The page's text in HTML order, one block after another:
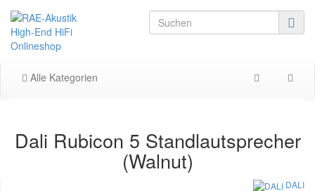
Alle Kategorien
Dali Rubicon 5 Standlautsprecher
(Walnut)
DALI